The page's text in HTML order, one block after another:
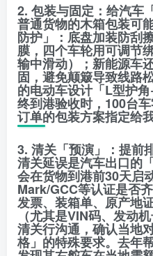
2. 包装与固定：给汽车
普通货物的木箱包装可
防护」：底盘加装防刮
膜，四个车轮用可调节
输中滑动）；新能源车
固，避免颠簸导致线路
的电动车设计「L型护
终到港验收时，100台
订单的包装方案指定给
3. 清关「预演」：提前
清关延误是汽车出口的
会在货物到港前30天启
Mark/GCC等认证是否
发票、装箱单、原产地
（尤其是VIN码、发动
清关行沟通，确认当地
格」的特殊要求。去年